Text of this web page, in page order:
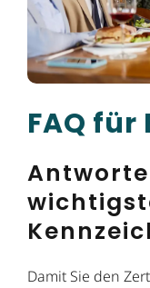
FAQ für
Damit Sie den